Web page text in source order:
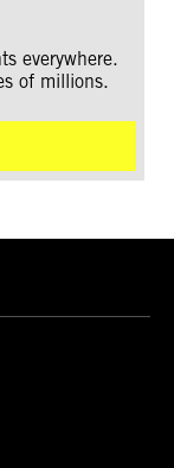
everywhere.
of millions.